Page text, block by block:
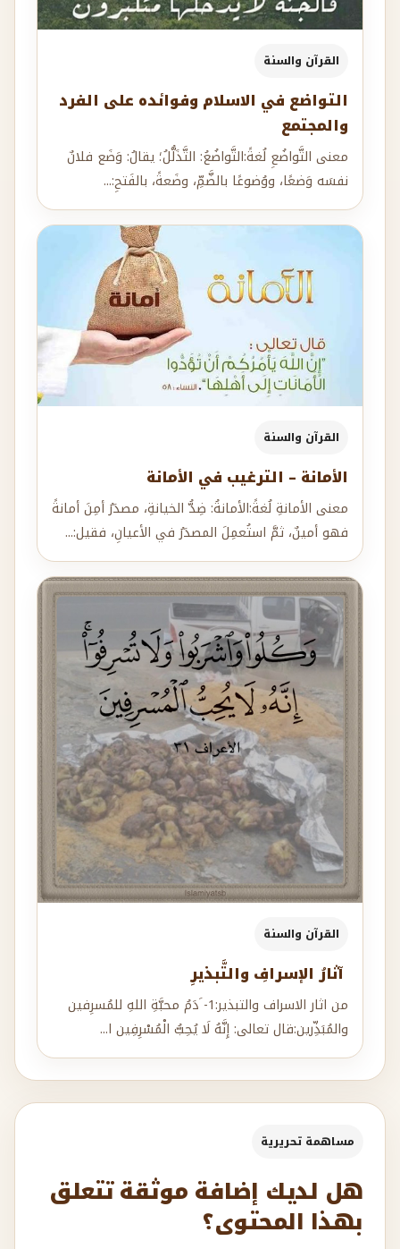
القرآن والسنة
التواضع في الاسلام وفوائده على الفرد
والمجتمع
معنى التَّواضُعِ لُغةً:التَّواضُعُ: التَّذَلُّلُ؛ يقالُ: وَضَع فلانٌ
نفسَه وَضعًا، ووُضوعًا بالضَّمِّ، وضَعةً، بالفَتحِ:...
القرآن والسنة
الأمانة – الترغيب في الأمانة
معنى الأمانةِ لُغةً:الأمانةُ: ضِدُّ الخيانةِ، مصدَرُ أمِنَ أمانةً
فهو أمينٌ، ثمَّ استُعمِلَ المصدَرُ في الأعيانِ، فقيل:...
القرآن والسنة
آثارُ الإسرافِ والتَّبذيرِ
من اثار الاسراف والتبذير:1- َدَمُ محبَّةِ اللهِ للمُسرِفين
والمُبَذِّرين:قال تعالى: إِنَّهُ لَا يُحِبُّ الْمُسْرِفِين ا...
مساهمة تحريرية
هل لديك إضافة موثقة تتعلق
بهذا المحتوى؟